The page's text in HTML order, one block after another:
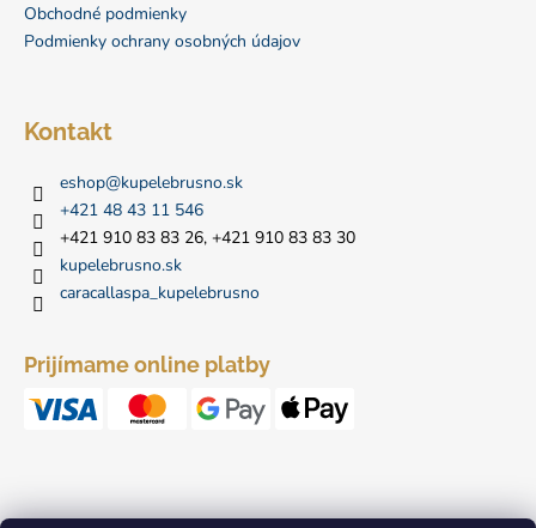
v
k
u
Obchodné podmienky
Podmienky ochrany osobných údajov
Kontakt
eshop@kupelebrusno.sk
+421 48 43 11 546
+421 910 83 83 26, +421 910 83 83 30
kupelebrusno.sk
caracallaspa_kupelebrusno
Prijímame online platby